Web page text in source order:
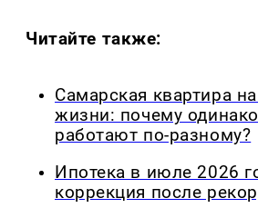
Читайте также:
Самарская квартира
жизни: почему
работают по-разному?
Ипотека в июле 2026
коррекция после